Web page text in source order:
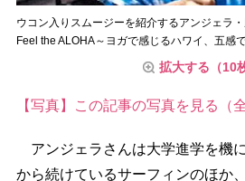
ウコン入りスムージーを紹介するアンジェラ
Feel the ALOHA～ヨガで感じるハワイ、五感
拡大する（10
【写真】この記事の写真を見る（
アンジェラさんは大学進学を機
から続けているサーフィンのほか